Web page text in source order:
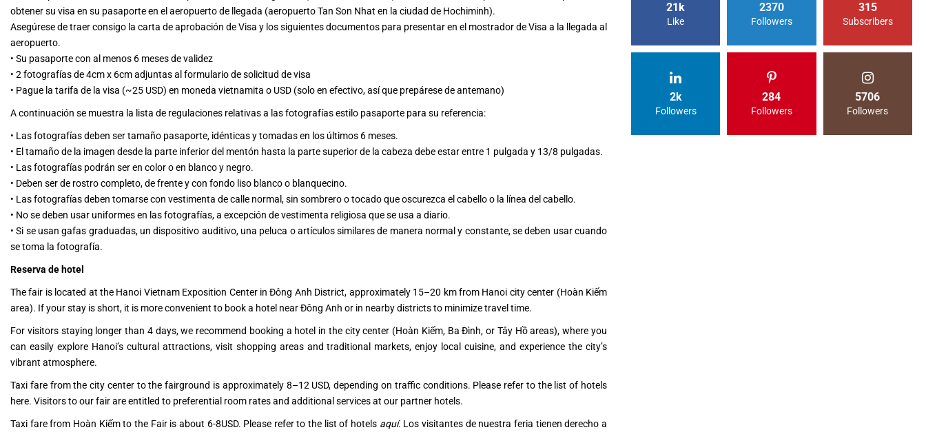
obtener su visa en su pasaporte en el aeropuerto de llegada (aeropuerto Tan Son Nhat en la ciudad de Hochiminh).
Asegúrese de traer consigo la carta de aprobación de Visa y los siguientes documentos para presentar en el mostrador de Visa a la llegada al
aeropuerto.
• Su pasaporte con al menos 6 meses de validez
• 2 fotografías de 4cm x 6cm adjuntas al formulario de solicitud de visa
• Pague la tarifa de la visa (~25 USD) en moneda vietnamita o USD (solo en efectivo, así que prepárese de antemano)
A continuación se muestra la lista de regulaciones relativas a las fotografías estilo pasaporte para su referencia:
• Las fotografías deben ser tamaño pasaporte, idénticas y tomadas en los últimos 6 meses.
• El tamaño de la imagen desde la parte inferior del mentón hasta la parte superior de la cabeza debe estar entre 1 pulgada y 13/8 pulgadas.
• Las fotografías podrán ser en color o en blanco y negro.
• Deben ser de rostro completo, de frente y con fondo liso blanco o blanquecino.
• Las fotografías deben tomarse con vestimenta de calle normal, sin sombrero o tocado que oscurezca el cabello o la línea del cabello.
• No se deben usar uniformes en las fotografías, a excepción de vestimenta religiosa que se usa a diario.
•Si se usan gafas graduadas, un dispositivo auditivo, una peluca o artículos similares de manera normal y constante, se deben usar cuando
se toma la fotografía.
Reserva de hotel
The fair is located at the Hanoi Vietnam Exposition Center in Đông Anh District, approximately 15–20 km from Hanoi city center (Hoàn Kiếm
area). If your stay is short, it is more convenient to book a hotel near Đông Anh or in nearby districts to minimize travel time.
For visitors staying longer than 4 days, we recommend booking a hotel in the city center (Hoàn Kiếm, Ba Đình, or Tây Hồ areas), where you
can easily explore Hanoi’s cultural attractions, visit shopping areas and traditional markets, enjoy local cuisine, and experience the city’s
vibrant atmosphere.
Taxi fare from the city center to the fairground is approximately 8–12 USD, depending on traffic conditions. Please refer to the list of hotels
here. Visitors to our fair are entitled to preferential room rates and additional services at our partner hotels.
Taxi fare from Hoàn Kiếm to the Fair is about 6-8USD. Please refer to the list of hotels aquí. Los visitantes de nuestra feria tienen derecho a
21k
Like
2370
Followers
315
Subscribers
2k
Followers
284
Followers
5706
Followers